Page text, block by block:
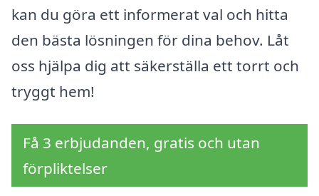
kan du göra ett informerat val och hitta
den bästa lösningen för dina behov. Låt
oss hjälpa dig att säkerställa ett torrt och
tryggt hem!
Få 3 erbjudanden, gratis och utan
förpliktelser